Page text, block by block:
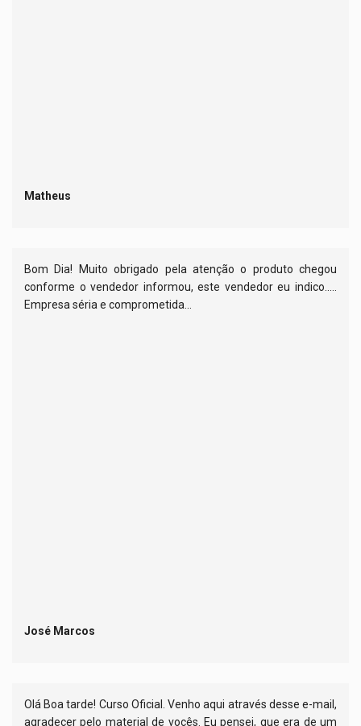
Matheus
Bom Dia! Muito obrigado pela atenção o produto chegou
conforme o vendedor informou, este vendedor eu indico.....
Empresa séria e comprometida...
José Marcos
Olá Boa tarde! Curso Oficial. Venho aqui através desse e-mail,
agradecer pelo material de vocês. Eu pensei, que era de um